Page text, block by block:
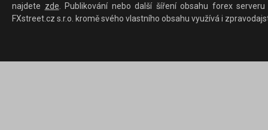
najdete zde. Publikování nebo další šíření obsahu forex
FXstreet.cz s.r.o. kromě svého vlastního obsahu využívá i